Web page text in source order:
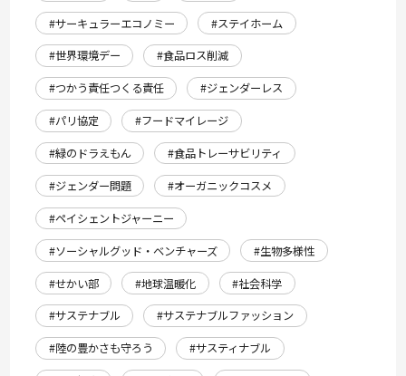
#サーキュラーエコノミー
#ステイホーム
#世界環境デー
#食品ロス削減
#つかう責任つくる責任
#ジェンダーレス
#パリ協定
#フードマイレージ
#緑のドラえもん
#食品トレーサビリティ
#ジェンダー問題
#オーガニックコスメ
#ペイシェントジャーニー
#ソーシャルグッド・ベンチャーズ
#生物多様性
#せかい部
#地球温暖化
#社会科学
#サステナブル
#サステナブルファッション
#陸の豊かさも守ろう
#サスティナブル